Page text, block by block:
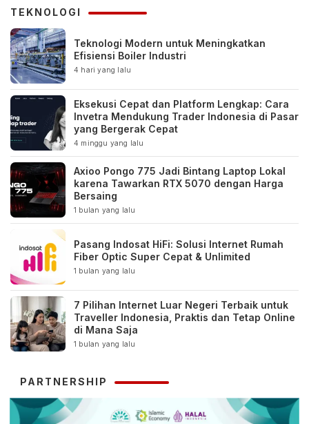
TEKNOLOGI
Teknologi Modern untuk Meningkatkan
Efisiensi Boiler Industri
4 hari yang lalu
Eksekusi Cepat dan Platform Lengkap: Cara
Invetra Mendukung Trader Indonesia di Pasar
yang Bergerak Cepat
4 minggu yang lalu
Axioo Pongo 775 Jadi Bintang Laptop Lokal
karena Tawarkan RTX 5070 dengan Harga
Bersaing
1 bulan yang lalu
Pasang Indosat HiFi: Solusi Internet Rumah
Fiber Optic Super Cepat & Unlimited
1 bulan yang lalu
7 Pilihan Internet Luar Negeri Terbaik untuk
Traveller Indonesia, Praktis dan Tetap Online
di Mana Saja
1 bulan yang lalu
PARTNERSHIP